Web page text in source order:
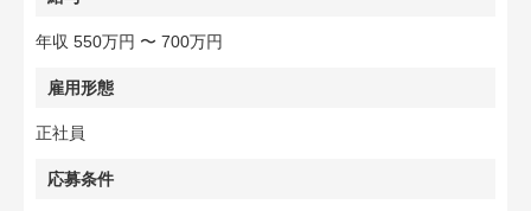
年収 550万円 〜 700万円
雇用形態
正社員
応募条件